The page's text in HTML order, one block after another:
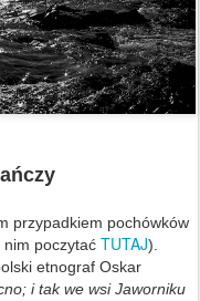
przypadkiem pochówków
poczytać TUTAJ).
etnograf Oskar
i tak we wsi Jaworniku